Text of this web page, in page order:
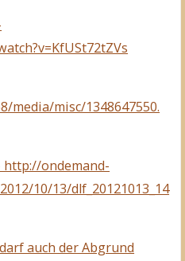
media/misc/1348647550.
http://ondemand-
10/13/dlf_20121013_14
auch der Abgrund